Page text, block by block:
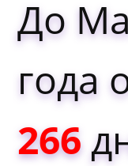
До
года
266